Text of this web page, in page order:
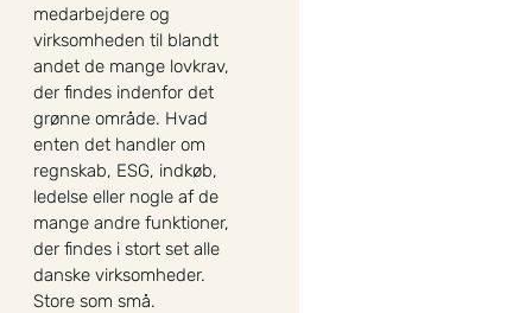
medarbejdere og
virksomheden til blandt
andet de mange lovkrav,
der findes indenfor det
grønne område. Hvad
enten det handler om
regnskab, ESG, indkøb,
ledelse eller nogle af de
mange andre funktioner,
der findes i stort set alle
danske virksomheder.
Store som små.